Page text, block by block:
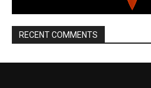
RECENT COMMENTS